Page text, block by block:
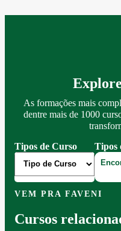
As formações mais
dentre mais de 1000
Tipos de Curso
Tipos
VEM PRA FAVENI
Cursos